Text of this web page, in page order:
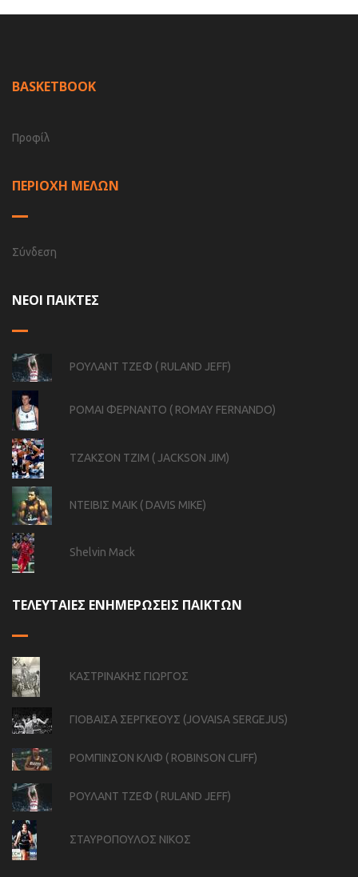
BASKETBOOK
Προφίλ
ΠΕΡΙΟΧΗ ΜΕΛΩΝ
Σύνδεση
ΝΕΟΙ ΠΑΙΚΤΕΣ
ΡΟΥΛΑΝΤ ΤΖΕΦ ( RULAND JEFF)
ΡΟΜΑΙ ΦΕΡΝΑΝΤΟ ( ROMAY FERNANDO)
ΤΖΑΚΣΟΝ ΤΖΙΜ ( JACKSON JIM)
ΝΤΕΙΒΙΣ ΜΑΙΚ ( DAVIS MIKE)
Shelvin Mack
ΤΕΛΕΥΤΑΙΕΣ ΕΝΗΜΕΡΩΣΕΙΣ ΠΑΙΚΤΩΝ
ΚΑΣΤΡΙΝΑΚΗΣ ΓΙΩΡΓΟΣ
ΓΙΟΒΑΙΣΑ ΣΕΡΓΚΕΟΥΣ (JOVAISA SERGEJUS)
ΡΟΜΠΙΝΣΟΝ ΚΛΙΦ ( ROBINSON CLIFF)
ΡΟΥΛΑΝΤ ΤΖΕΦ ( RULAND JEFF)
ΣΤΑΥΡΟΠΟΥΛΟΣ ΝΙΚΟΣ